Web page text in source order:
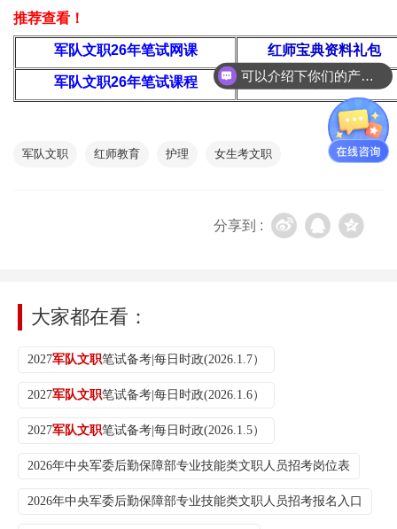
推荐查看！
军队文职26年笔试网课 红师宝典资料礼包
军队文职26年笔试课程 军队文职考试大纲
军队文职 红师教育 护理 女生考文职
分享到 :
大家都在看：
2027军队文职笔试备考|每日时政(2026.1.7）
2027军队文职笔试备考|每日时政(2026.1.6）
2027军队文职笔试备考|每日时政(2026.1.5）
2026年中央军委后勤保障部专业技能类文职人员招考岗位表
2026年中央军委后勤保障部专业技能类文职人员招考报名入口
可以介绍下你们的产品么
你们是怎么收费的呢